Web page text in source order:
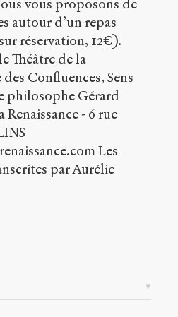
vous proposons de
autour d’un repas
réservation, 12€).
Théâtre de la
Confluences, Sens
philosophe Gérard
Renaissance - 6 rue
Les
par Aurélie